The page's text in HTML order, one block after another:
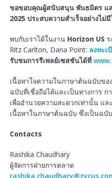
ขอขอบคุณผู้สนับสนุน พันธมิตร แ
2025 ประสบความสำเร็จอย่างไม่
พบกับเราได้ในงาน Horizon US
Ritz Carlton, Dana Point: ลงทะเ
รับชมการรีเพลย์เซสชันได้ที่
เนื้อหาใจความในภาษาต้นฉบับข
ฉบับที่เชื่อถือได้และเป็นทางการ
เพื่ออำนวยความสะดวกเท่านั้น แล
เนื้อหาในภาษาต้นฉบับ ซึ่งเป็นฉบั
Contacts
Rashika Chaudhary
ผู้จัดการฝ่ายการตลาด